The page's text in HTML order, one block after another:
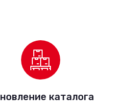
каталога